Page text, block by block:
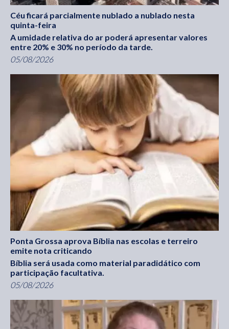
Céu ficará parcialmente nublado a nublado nesta
quinta-feira
A umidade relativa do ar poderá apresentar valores
entre 20% e 30% no período da tarde.
05/08/2026
Ponta Grossa aprova Bíblia nas escolas e terreiro
emite nota criticando
Bíblia será usada como material paradidático com
participação facultativa.
05/08/2026